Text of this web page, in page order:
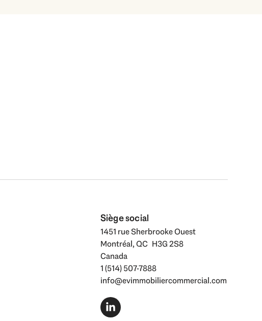
Siège social
1451 rue Sherbrooke Ouest
Montréal, QC H3G 2S8
Canada
1 (514) 507-7888
info@evimmobiliercommercial.com
i
n